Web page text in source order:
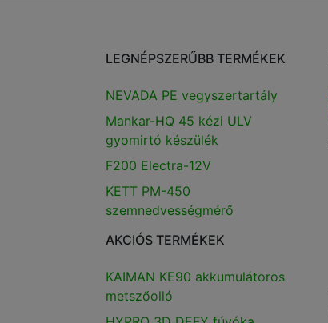
LEGNÉPSZERŰBB TERMÉKEK
NEVADA PE vegyszertartály
Mankar-HQ 45 kézi ULV
gyomirtó készülék
F200 Electra-12V
KETT PM-450
szemnedvességmérő
AKCIÓS TERMÉKEK
KAIMAN KE90 akkumulátoros
metszőolló